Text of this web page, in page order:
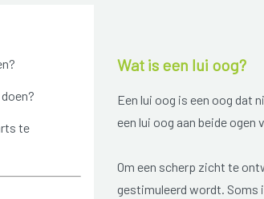
te
Wat is een lui oog?
Een lui oog is een oog dat
een lui oog aan beide ogen
Om een scherp zicht te
gestimuleerd wordt. Soms